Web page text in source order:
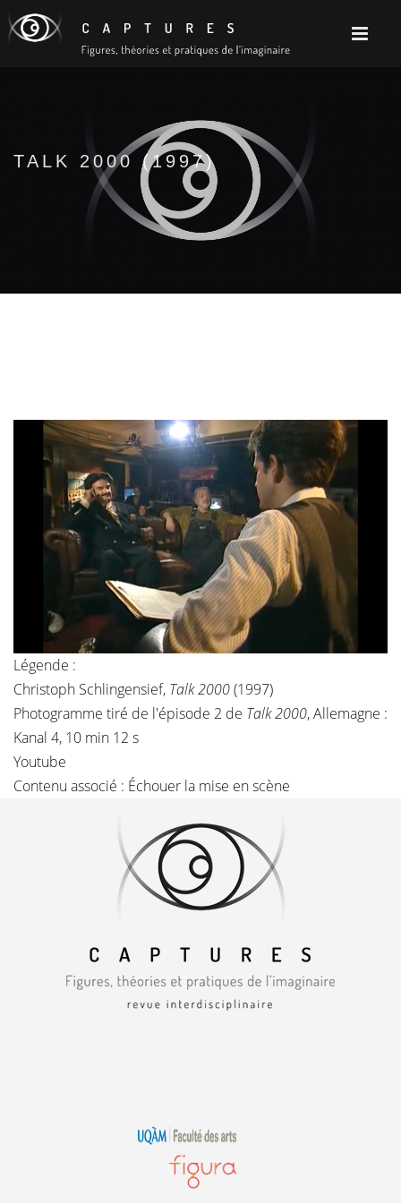
TALK 2000 (1997)
Légende :
Christoph Schlingensief, Talk 2000(1997)
Photogramme tiré de l'épisode 2 de Talk 2000, Allemagne :
Kanal 4, 10 min 12 s
Youtube
Contenu associé : Échouer la mise en scène